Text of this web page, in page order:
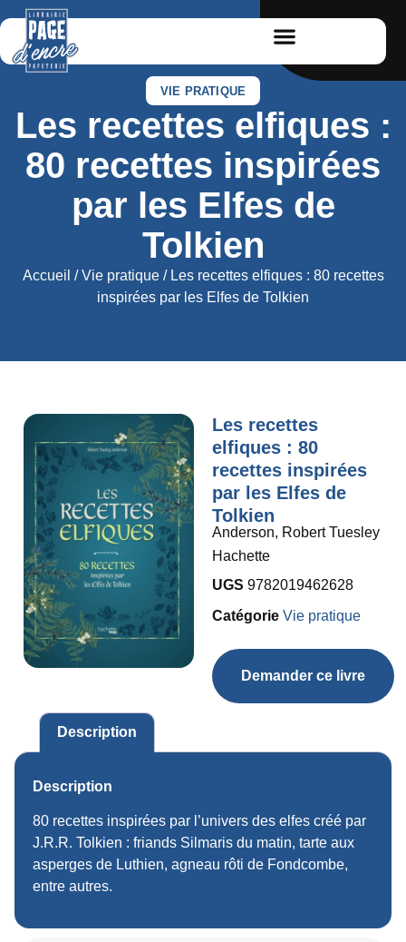
VIE PRATIQUE
Les recettes elfiques :
80 recettes inspirées
par les Elfes de
Tolkien
Accueil /Vie pratique/ Les recettes elfiques : 80 recettes
inspirées par les Elfes de Tolkien
Les recettes
elfiques : 80
recettes inspirées
par les Elfes de
Tolkien
Anderson, Robert Tuesley
Hachette
UGS 9782019462628
Catégorie Vie pratique
Demander ce livre
Description
Description
80 recettes inspirées par l’univers des elfes créé par
J.R.R. Tolkien : friands Silmaris du matin, tarte aux
asperges de Luthien, agneau rôti de Fondcombe,
entre autres.